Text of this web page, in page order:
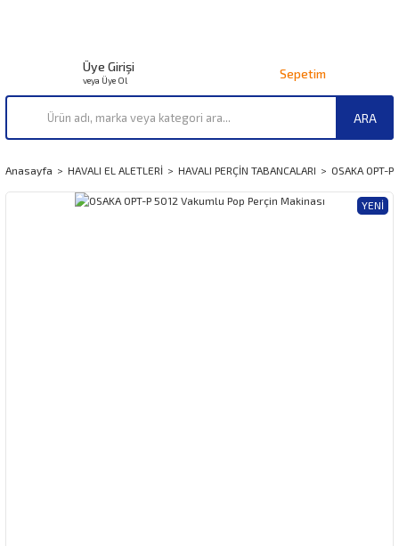
ARA
Üye Girişi
veya Üye Ol Sepetim
Anasayfa HAVALI EL ALETLERİ HAVALI PERÇİN TABANCALARI OSAKA OPT-
YENI